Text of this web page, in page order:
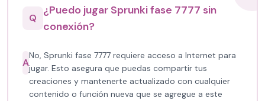
Q
¿Puedo jugar Sprunki fase 7777 sin
conexión?
A
No, Sprunki fase 7777 requiere acceso a Internet para
jugar. Esto asegura que puedas compartir tus
creaciones y mantenerte actualizado con cualquier
contenido o función nueva que se agregue a este